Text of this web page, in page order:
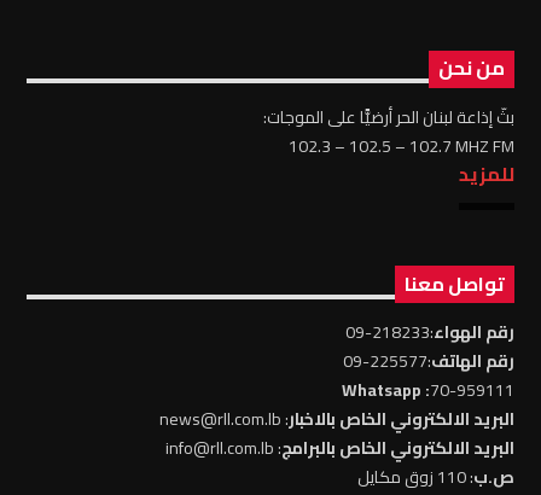
من نحن
بثّ إذاعة لبنان الحر أرضيًّا على الموجات:
102.3 – 102.5 – 102.7 MHZ FM
للمزيد
تواصل معنا
رقم الهواء:218233-09
رقم الهاتف:225577-09
70-959111
: Whatsapp
البريد الالكتروني الخاص بالاخبار: news@rll.com.lb
البريد الالكتروني الخاص بالبرامج: info@rll.com.lb
ص.ب: 110 زوق مكايل